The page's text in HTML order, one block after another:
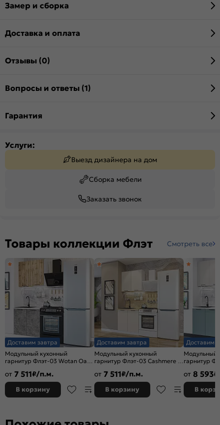
Замер и сборка
Доставка и оплата
Отзывы (0)
Вопросы и ответы (1)
Гарантия
Услуги:
Выезд дизайнера на дом
Сборка мебели
Заказать звонок
Товары коллекции Флэт Смотреть все
Доставим завтра
Модульный кухонный
гарнитур Флэт-03 Wotan Oak
2140x800x478
от 7 511₽/п.м.
В корзину
Доставим завтра
Модульный кухонный
гарнитур Флэт-03 Cashmere In
от 7 511₽/п.м.
В корзину
Доставим
Модульный
гарнитур
Белый
от 8 593
В